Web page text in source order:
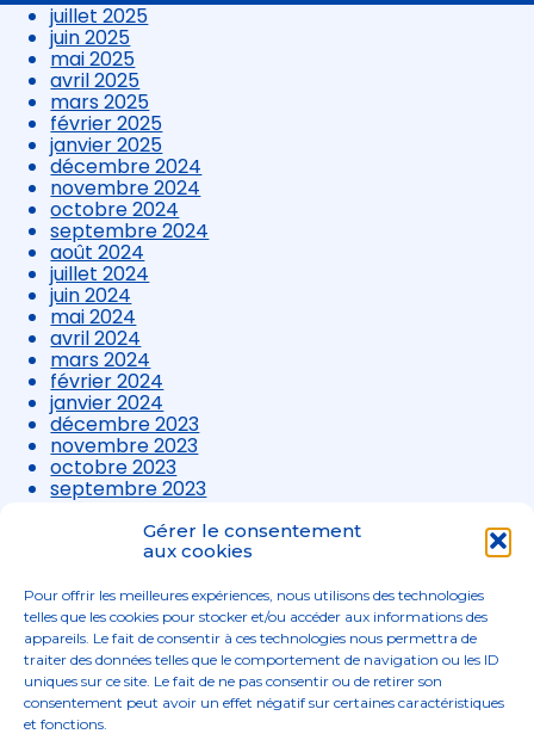
Gérer le consentement
aux cookies
Pour offrir les meilleures expériences, nous utilisons des technologies
telles que les cookies pour stocker et/ou accéder aux informations des
appareils. Le fait de consentir à ces technologies nous permettra de
traiter des données telles que le comportement de navigation ou les ID
uniques sur ce site. Le fait de ne pas consentir ou de retirer son
consentement peut avoir un effet négatif sur certaines caractéristiques
et fonctions.
juillet 2025
juin 2025
mai 2025
avril 2025
mars 2025
février 2025
janvier 2025
décembre 2024
novembre 2024
octobre 2024
septembre 2024
août 2024
juillet 2024
juin 2024
mai 2024
avril 2024
mars 2024
février 2024
janvier 2024
décembre 2023
novembre 2023
octobre 2023
septembre 2023
août 2023
juillet 2023
avril 2023
mars 2023